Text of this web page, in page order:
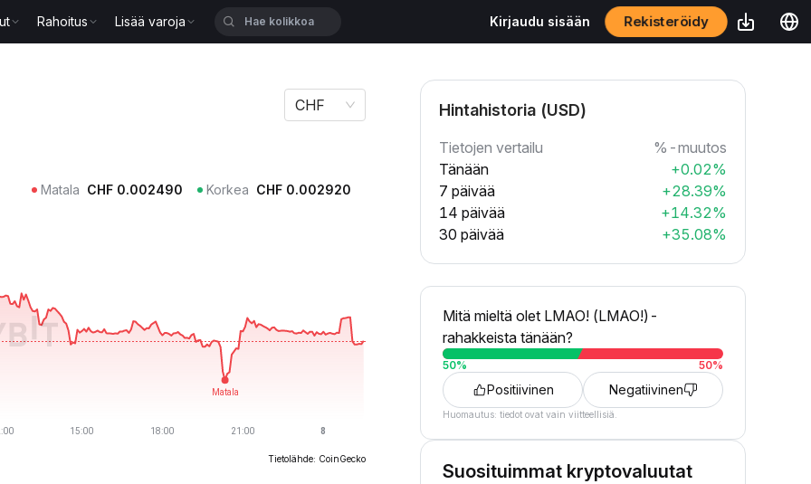
Rahoitus Lisää varoja Kirjaudu sisään Rekisteröidy
CHF
Matala CHF 0.002490 Korkea CHF 0.002920
Tietolähde: CoinGecko
Hintahistoria (USD)
Tietojen vertailu
%-muutos
Tänään
+0.02%
7 päivää
+28.39%
14 päivää
+14.32%
30 päivää
+35.08%
Mitä mieltä olet LMAO! (LMAO!)-
rahakkeista tänään?
50% 50%
Positiivinen Negatiivinen
Huomautus: tiedot ovat vain viitteellisiä.
Suosituimmat kryptovaluutat